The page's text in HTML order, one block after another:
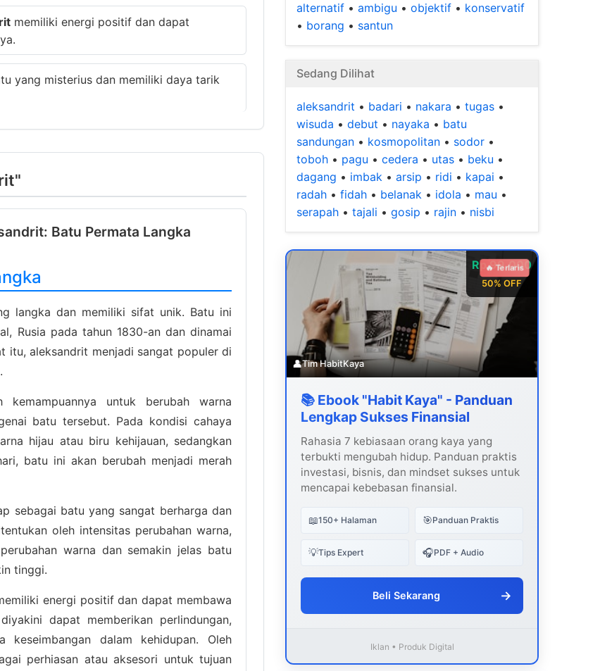
memiliki energi positif dan dapat
yang misterius dan memiliki daya tarik
Batu Permata Langka
langka dan memiliki sifat unik. Batu ini
Rusia pada tahun 1830-an dan dinamai
itu, aleksandrit menjadi sangat populer di
untuk berubah warna
batu tersebut. Pada kondisi cahaya
hijau atau biru kehijauan, sedangkan
batu ini akan berubah menjadi merah
sebagai batu yang sangat berharga dan
oleh intensitas perubahan warna,
warna dan semakin jelas batu
tinggi.
energi positif dan dapat membawa
dapat memberikan perlindungan,
keseimbangan dalam kehidupan. Oleh
perhiasan atau aksesori untuk tujuan
alternatif • ambigu • objektif • konservatif
• borang • santun
Sedang Dilihat
aleksandrit • badari • nakara • tugas •
wisuda • debut • nayaka • batu
sandungan • kosmopolitan • sodor •
toboh • pagu • cedera • utas • beku •
dagang • imbak • arsip • ridi • kapai •
radah • fidah • belanak • idola • mau •
serapah • tajali • gosip • rajin • nisbi
Rp 99.000
50% OFF
🔥 Terlaris
👤Tim HabitKaya
📚 Ebook "Habit Kaya" - Panduan
Lengkap Sukses Finansial
Rahasia 7 kebiasaan orang kaya yang
terbukti mengubah hidup. Panduan praktis
investasi, bisnis, dan mindset sukses untuk
mencapai kebebasan finansial.
📖150+ Halaman 🎯Panduan Praktis
💡Tips Expert 🎧PDF + Audio
Beli Sekarang →
Iklan • Produk Digital